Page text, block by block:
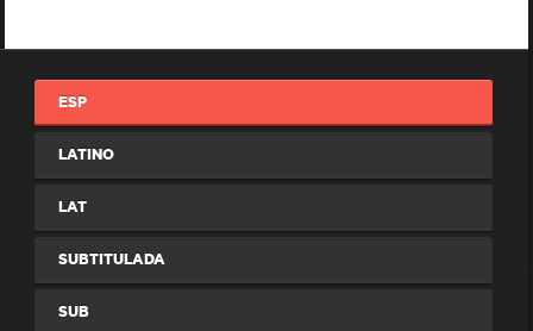
ESP
LATINO
LAT
SUBTITULADA
SUB